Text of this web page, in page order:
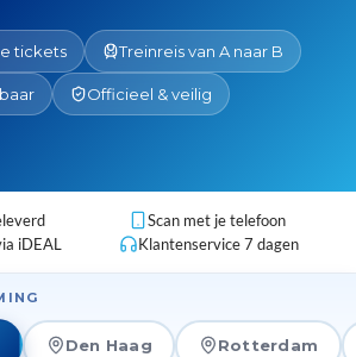
tickets Treinreis van A naar B
Officieel & veilig
Scan met je telefoon
iDEAL
Klantenservice 7 dagen
Den Haag Rotterdam